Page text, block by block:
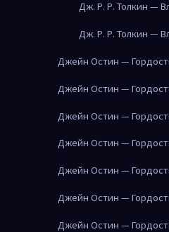
Дж. Р. Р. Толкин —
Дж. Р. Р. Толкин —
Джейн Остин —
Джейн Остин —
Джейн Остин —
Джейн Остин —
Джейн Остин —
Джейн Остин —
Джейн Остин —